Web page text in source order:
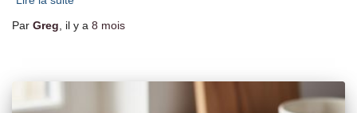
Par Greg , il y a 8 mois